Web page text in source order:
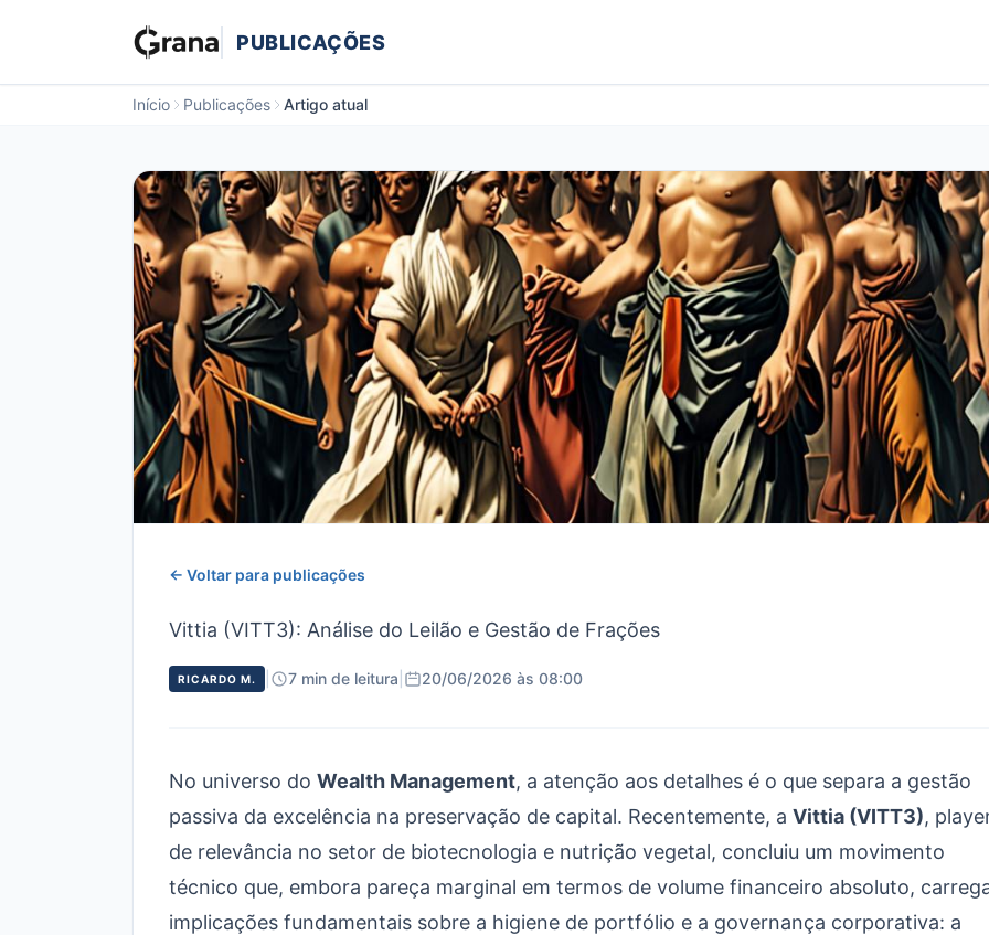
PUBLICAÇÕES
Início Publicações Artigo atual
← Voltar para publicações
Vittia (VITT3): Análise do Leilão e Gestão de Frações
RICARDO M. 7 min de leitura 20/06/2026 às 08:00
No universo do Wealth Management, a atenção aos detalhes é o que separa a gestão
passiva da excelência na preservação de capital. Recentemente, a Vittia (VITT3),
de relevância no setor de biotecnologia e nutrição vegetal, concluiu um movimento
técnico que, embora pareça marginal em termos de volume financeiro absoluto,
implicações fundamentais sobre a higiene de portfólio e a governança corporativa: a